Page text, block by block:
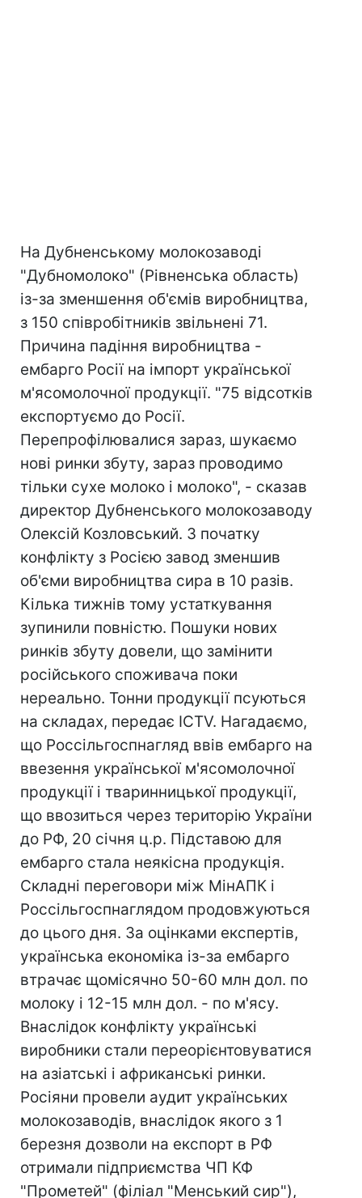
На Дубненському молокозаводі
"Дубномолоко" (Рівненська область)
із-за зменшення об'ємів виробництва,
з 150 співробітників звільнені 71.
Причина падіння виробництва -
ембарго Росії на імпорт української
м'ясомолочної продукції. "75 відсотків
експортуємо до Росії.
Перепрофілювалися зараз, шукаємо
нові ринки збуту, зараз проводимо
тільки сухе молоко і молоко", - сказав
директор Дубненського молокозаводу
Олексій Козловський. З початку
конфлікту з Росією завод зменшив
об'єми виробництва сира в 10 разів.
Кілька тижнів тому устаткування
зупинили повністю. Пошуки нових
ринків збуту довели, що замінити
російського споживача поки
нереально. Тонни продукції псуються
на складах, передає ICTV. Нагадаємо,
що Россільгоспнагляд ввів ембарго на
ввезення української м'ясомолочної
продукції і тваринницької продукції,
що ввозиться через територію України
до РФ, 20 січня ц.р. Підставою для
ембарго стала неякісна продукція.
Складні переговори між МінАПК і
Россільгоспнаглядом продовжуються
до цього дня. За оцінками експертів,
українська економіка із-за ембарго
втрачає щомісячно 50-60 млн дол. по
молоку і 12-15 млн дол. - по м'ясу.
Внаслідок конфлікту українські
виробники стали переорієнтовуватися
на азіатські і африканські ринки.
Росіяни провели аудит українських
молокозаводів, внаслідок якого з 1
березня дозволи на експорт в РФ
отримали підприємства ЧП КФ
"Прометей" (філіал "Менський сир"),